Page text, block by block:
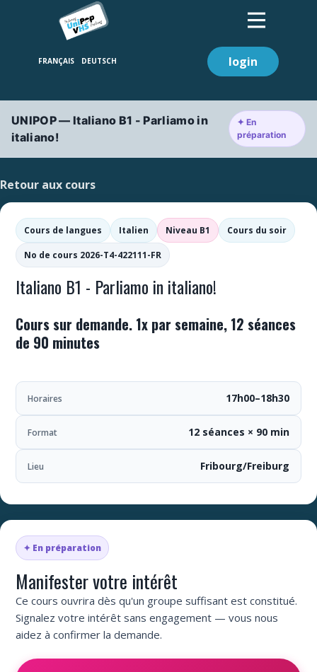
login
UNIPOP — Italiano B1 - Parliamo in
italiano!
✦ En
préparation
Retour aux cours
Cours de langues Italien Niveau B1 Cours du soir
No de cours 2026-T4-422111-FR
Italiano B1 - Parliamo in italiano!
Cours sur demande. 1x par semaine, 12 séances
de 90 minutes
Horaires 17h00–18h30
Format 12 séances × 90 min
Lieu Fribourg/Freiburg
✦ En préparation
Manifester votre intérêt
Ce cours ouvrira dès qu'un groupe suffisant est constitué.
Signalez votre intérêt sans engagement — vous nous
aidez à confirmer la demande.